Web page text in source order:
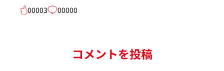
00003
00000
コメントを投稿